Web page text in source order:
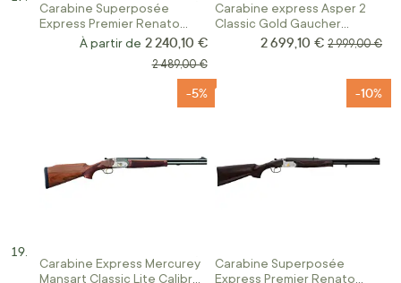
Carabine Superposée
Express Premier Renato
Baldi Acier Crosse FX Wood
À partir de 2 240,10 €
Prix normal
2 489,00 €
Carabine express Asper 2
Classic Gold Gaucher
Calibre 30.06Prix Spécial
2 699,10 € Prix normal
2 999,00 €
Carabine Express Mercurey
Mansart Classic Lite Calibre
-5%
Carabine Superposée
Express Premier Renato
-10%